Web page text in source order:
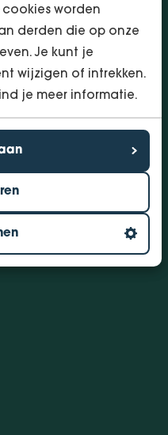
worden
derden die op onze
Je kunt je
wijzigen of intrekken.
je meer informatie.